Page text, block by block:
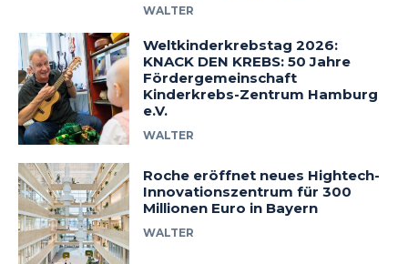
WALTER
Weltkinderkrebstag 2026:
KNACK DEN KREBS: 50 Jahre
Fördergemeinschaft
Kinderkrebs-Zentrum Hamburg
e.V.
WALTER
Roche eröffnet neues Hightech-
Innovationszentrum für 300
Millionen Euro in Bayern
WALTER